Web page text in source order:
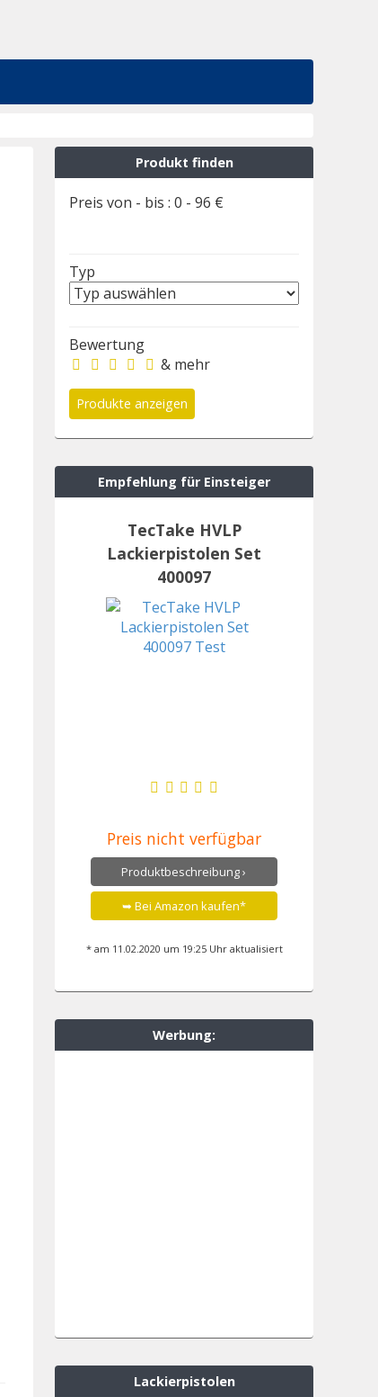
Produkt finden
Preis von - bis : 0 - 96 €
Typ
Bewertung
& mehr
Empfehlung für Einsteiger
TecTake HVLP
Lackierpistolen Set
400097
Preis nicht verfügbar
Produktbeschreibung ›
➥ Bei Amazon kaufen*
* am 11.02.2020 um 19:25 Uhr aktualisiert
Werbung:
Lackierpistolen